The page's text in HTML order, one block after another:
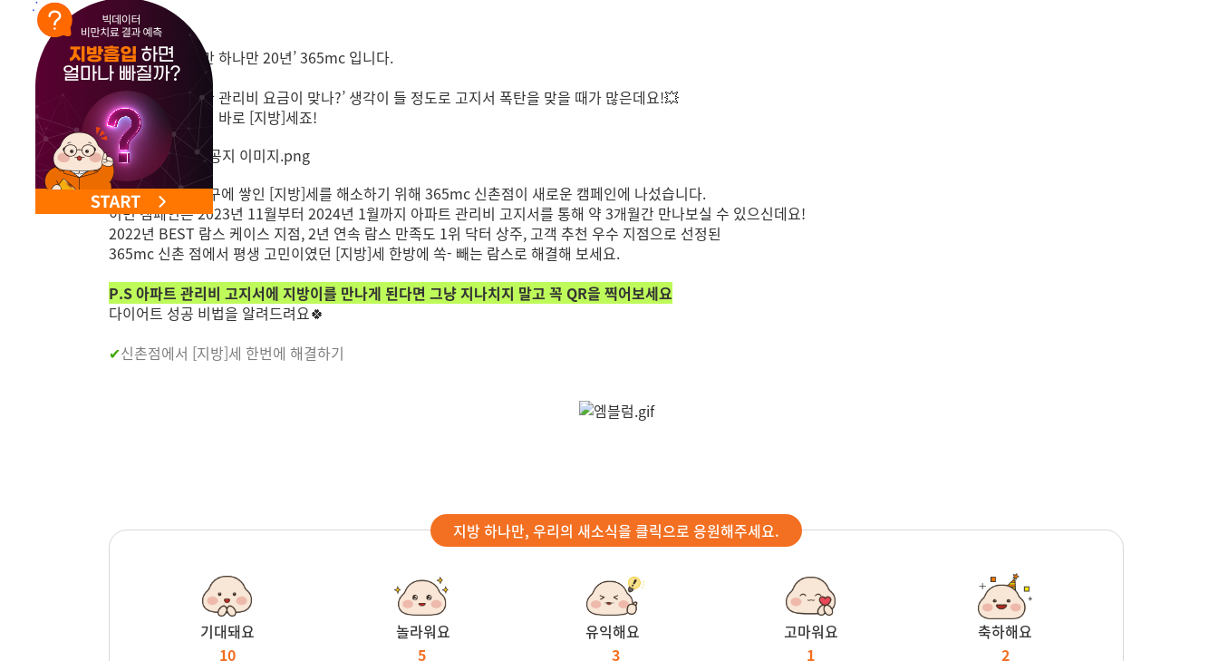
안녕하세요. ‘비만 하나만 20년’ 365mc 입니다.
‘정말 내가 사용한 관리비 요금이 맞나?’ 생각이 들 정도로 고지서 폭탄을 맞을 때가 많은데요!💥
또 하나 무서운 게 바로 [지방]세죠!
마포구와 서대문구에 쌓인 [지방]세를 해소하기 위해 365mc 신촌점이 새로운 캠페인에 나섰습니다.
이번 캠페인은 2023년 11월부터 2024년 1월까지 아파트 관리비 고지서를 통해 약 3개월간 만나보실 수 있으신데요!
2022년 BEST 람스 케이스 지점, 2년 연속 람스 만족도 1위 닥터 상주, 고객 추천 우수 지점으로 선정된
365mc 신촌 점에서 평생 고민이였던 [지방]세 한방에 쏙- 빼는 람스로 해결해 보세요.
P.S 아파트 관리비 고지서에 지방이를 만나게 된다면 그냥 지나치지 말고 꼭 QR을 찍어보세요
다이어트 성공 비법을 알려드려요🍀
✔신촌점에서 [지방]세 한번에 해결하기
지방 하나만, 우리의 새소식을 클릭으로 응원해주세요.
기대돼요
10
놀라워요
5
유익해요
3
고마워요
1
축하해요
2